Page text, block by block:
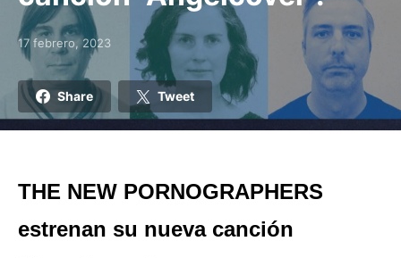
Posted on
17 febrero, 2023
Share Tweet
THE NEW PORNOGRAPHERS
estrenan su nueva canción